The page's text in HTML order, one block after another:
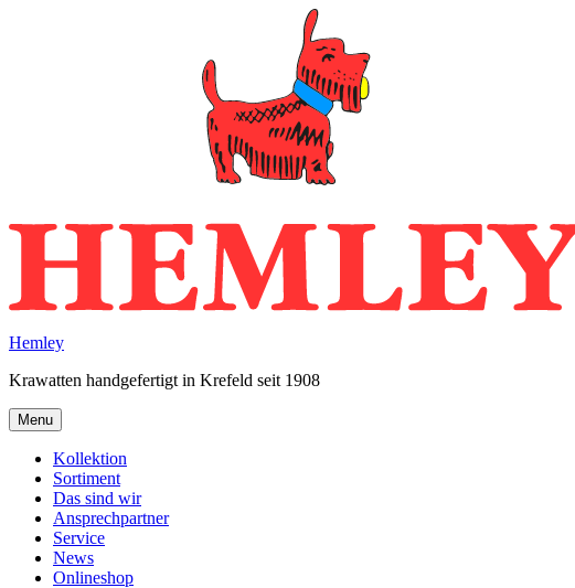
Hemley
Krawatten handgefertigt in Krefeld seit 1908
Menu
Kollektion
Sortiment
Das sind wir
Ansprechpartner
Service
News
Onlineshop